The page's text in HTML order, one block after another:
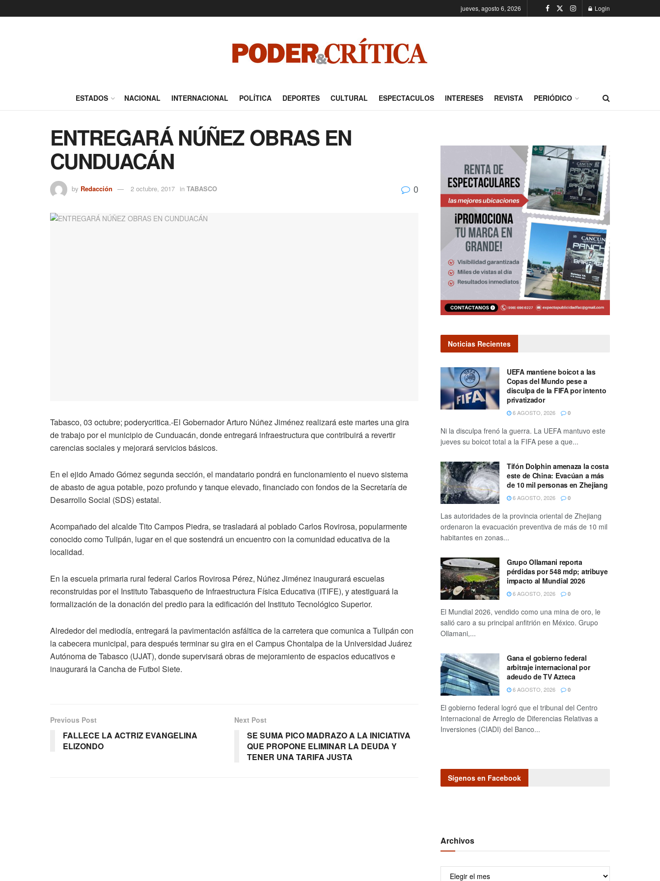
jueves, agosto 6, 2026 Login
ESTADOS NACIONAL INTERNACIONAL POLÍTICA DEPORTES CULTURAL ESPECTACULOS INTERESES REVISTA PERIÓDICO
ENTREGARÁ NÚÑEZ OBRAS EN
CUNDUACÁN
by Redacción 2 octubre, 2017 in TABASCO 0
Tabasco, 03 octubre; poderycritica.-El Gobernador Arturo Núñez Jiménez realizará este martes una gira
de trabajo por el municipio de Cunduacán, donde entregará infraestructura que contribuirá a revertir
carencias sociales y mejorará servicios básicos.
En el ejido Amado Gómez segunda sección, el mandatario pondrá en funcionamiento el nuevo sistema
de abasto de agua potable, pozo profundo y tanque elevado, financiado con fondos de la Secretaría de
Desarrollo Social (SDS) estatal.
Acompañado del alcalde Tito Campos Piedra, se trasladará al poblado Carlos Rovirosa, popularmente
conocido como Tulipán, lugar en el que sostendrá un encuentro con la comunidad educativa de la
localidad.
En la escuela primaria rural federal Carlos Rovirosa Pérez, Núñez Jiménez inaugurará escuelas
reconstruidas por el Instituto Tabasqueño de Infraestructura Física Educativa (ITIFE), y atestiguará la
formalización de la donación del predio para la edificación del Instituto Tecnológico Superior.
Alrededor del mediodía, entregará la pavimentación asfáltica de la carretera que comunica a Tulipán con
la cabecera municipal, para después terminar su gira en el Campus Chontalpa de la Universidad Juárez
Autónoma de Tabasco (UJAT), donde supervisará obras de mejoramiento de espacios educativos e
inaugurará la Cancha de Futbol Siete.
Previous Post
FALLECE LA ACTRIZ EVANGELINA
ELIZONDO
Next Post
SE SUMA PICO MADRAZO A LA INICIATIVA
QUE PROPONE ELIMINAR LA DEUDA Y
TENER UNA TARIFA JUSTA
Noticias Recientes
UEFA mantiene boicot a las
Copas del Mundo pese a
disculpa de la FIFA por intento
privatizador
6 AGOSTO, 2026 0
Ni la disculpa frenó la guerra. La UEFA mantuvo este
jueves su boicot total a la FIFA pese a que...
Tifón Dolphin amenaza la costa
este de China: Evacúan a más
de 10 mil personas en Zhejiang
6 AGOSTO, 2026 0
Las autoridades de la provincia oriental de Zhejiang
ordenaron la evacuación preventiva de más de 10 mil
habitantes en zonas...
Grupo Ollamani reporta
pérdidas por 548 mdp; atribuye
impacto al Mundial 2026
6 AGOSTO, 2026 0
El Mundial 2026, vendido como una mina de oro, le
salió caro a su principal anfitrión en México. Grupo
Ollamani,...
Gana el gobierno federal
arbitraje internacional por
adeudo de TV Azteca
6 AGOSTO, 2026 0
El gobierno federal logró que el tribunal del Centro
Internacional de Arreglo de Diferencias Relativas a
Inversiones (CIADI) del Banco...
Sígenos en Facebook
Archivos
Archivos